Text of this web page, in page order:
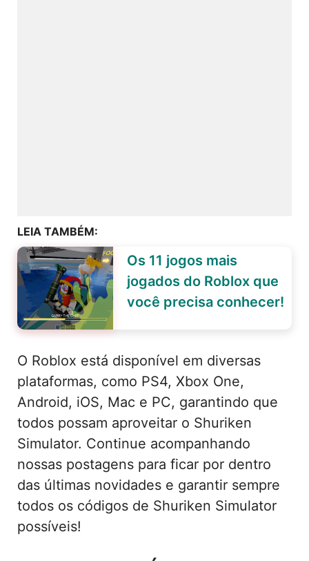
LEIA TAMBÉM:
Os 11 jogos mais
jogados do Roblox que
você precisa conhecer!
O Roblox está disponível em diversas
plataformas, como PS4, Xbox One,
Android, iOS, Mac e PC, garantindo que
todos possam aproveitar o Shuriken
Simulator. Continue acompanhando
nossas postagens para ficar por dentro
das últimas novidades e garantir sempre
todos os códigos de Shuriken Simulator
possíveis!